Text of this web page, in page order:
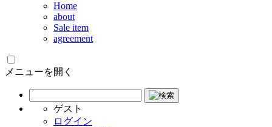
Home
about
Sale item
agreement
メニューを開く
ゲスト
ログイン